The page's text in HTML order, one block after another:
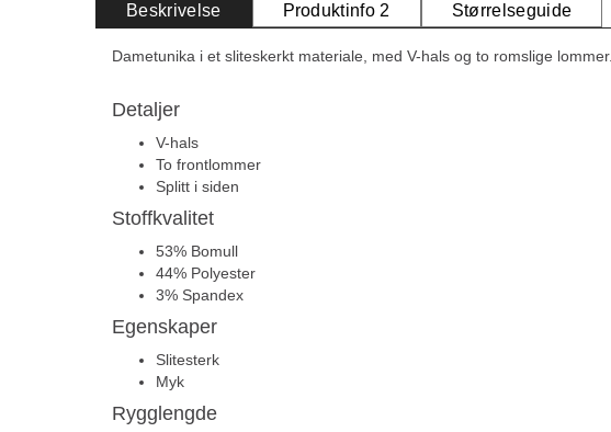
Beskrivelse Produktinfo 2 Størrelseguide
Dametunika i et sliteskerkt materiale, med V-hals og to romslige lommer.
Detaljer
V-hals
To frontlommer
Splitt i siden
Stoffkvalitet
53% Bomull
44% Polyester
3% Spandex
Egenskaper
Slitesterk
Myk
Rygglengde